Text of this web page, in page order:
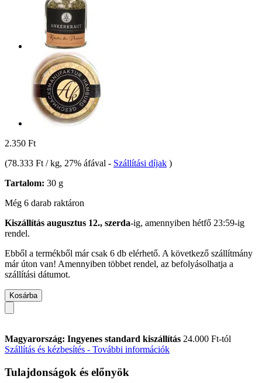
2.350 Ft
(78.333 Ft / kg, 27% áfával - Szállítási díjak )
Tartalom: 30 g
Még 6 darab raktáron
Kiszállítás augusztus 12., szerda-ig, amennyiben hétfő 23:59-ig
rendel.
Ebből a termékből már csak 6 db elérhető. A következő szállítmány
már úton van! Amennyiben többet rendel, az befolyásolhatja a
szállítási dátumot.
Kosárba
Magyarország: Ingyenes standard kiszállítás 24.000 Ft-tól
Szállítás és kézbesítés - További információk
Tulajdonságok és előnyök